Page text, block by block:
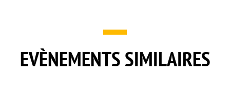
EVÈNEMENTS SIMILAIRES